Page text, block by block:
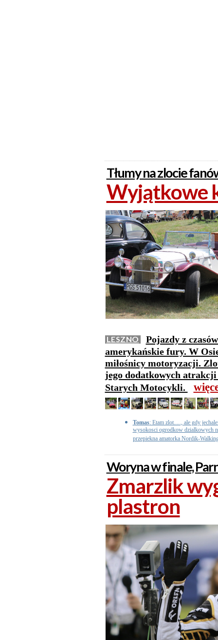
Tłumy na zlocie
Wyjątkowe
LESZNO
Pojazdy z
amerykańskie fury. W
miłośnicy motoryzacji.
jego dodatkowych
Starych Motocykli.
Tomas: Etam zlot....., ale gdy
wysokosci ogrodkow dzialkowych
przepiekna amatorka Nordik-
Woryna w finale,
Zmarzlik
plastron